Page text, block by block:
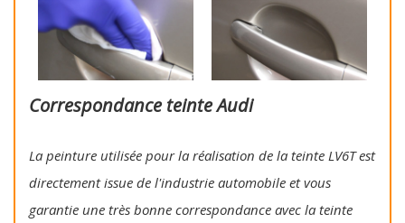
Correspondance teinte Audi
La peinture utilisée pour la réalisation de la teinte LV6T est
directement issue de l'industrie automobile et vous
garantie une très bonne correspondance avec la teinte